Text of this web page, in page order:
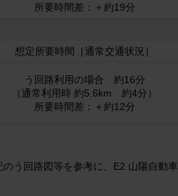
所要時間差：＋約19分
想定所要時間［通常交通状況］
う回路利用の場合 約16分
（通常利用時 約5.6km 約4分）
所要時間差：＋約12分
う回路図等を参考に、E2 山陽自動車